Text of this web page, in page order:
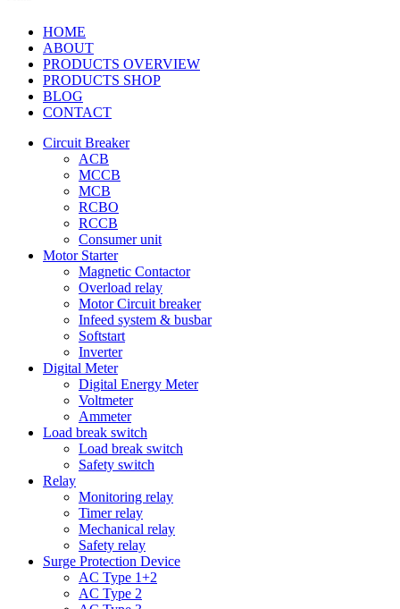
HOME
ABOUT
PRODUCTS OVERVIEW
PRODUCTS SHOP
BLOG
CONTACT
Circuit Breaker
ACB
MCCB
MCB
RCBO
RCCB
Consumer unit
Motor Starter
Magnetic Contactor
Overload relay
Motor Circuit breaker
Infeed system & busbar
Softstart
Inverter
Digital Meter
Digital Energy Meter
Voltmeter
Ammeter
Load break switch
Load break switch
Safety switch
Relay
Monitoring relay
Timer relay
Mechanical relay
Safety relay
Surge Protection Device
AC Type 1+2
AC Type 2